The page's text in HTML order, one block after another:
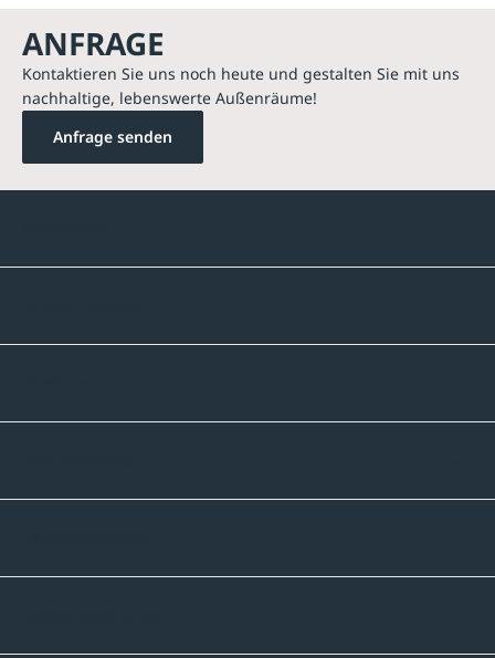
ANFRAGE
Kontaktieren Sie uns noch heute und gestalten Sie mit uns
nachhaltige, lebenswerte Außenräume!
Anfrage senden